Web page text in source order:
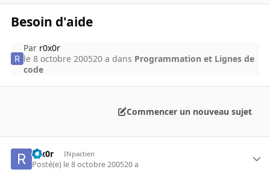
Besoin d'aide
Par r0x0r
le 8 octobre 200520 a dans Programmation et Lignes de
code
Commencer un nouveau sujet
r0x0r INpactien
Posté(e) le 8 octobre 200520 a